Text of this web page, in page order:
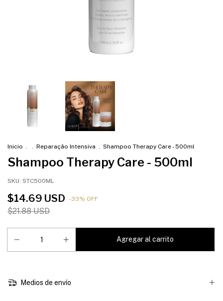
Inicio . . Reparação Intensiva . Shampoo Therapy Care - 500ml
Shampoo Therapy Care - 500ml
SKU: STC500ML
$14.69 USD -33% OFF
$21.88 USD
Medios de envío